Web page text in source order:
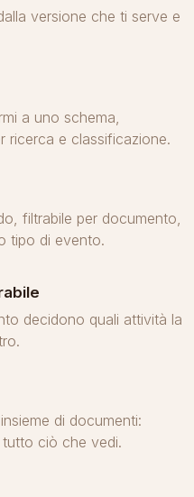
versione che ti serve e
a uno schema,
ricerca e classificazione.
filtrabile per documento,
tipo di evento.
decidono quali attività la
di documenti:
ciò che vedi.